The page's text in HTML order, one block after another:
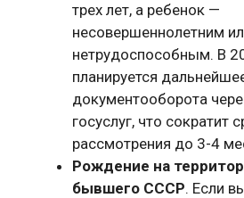
трех лет, а ребенок —
несовершеннолетним
нетрудоспособным. В
планируется
документооборота
госуслуг, что сократит
рассмотрения до 3-4
Рождение на
бывшего СССР. Если